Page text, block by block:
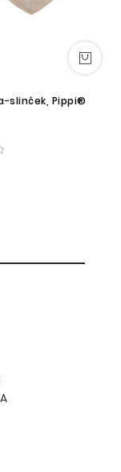
slinček, Pippi®